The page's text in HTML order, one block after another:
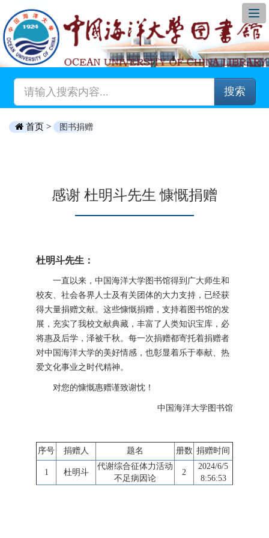
搜索
首页 > 图书捐赠
感谢 杜明斗先生 慷慨捐赠
杜明斗先生：
一直以来，中国海洋大学图书馆得到广大师生和
校友、社会各界人士及有关团体的大力支持，已经获
得大量捐赠文献。这些慷慨捐赠，支持着图书馆的发
展，充实了我校文献典藏，丰富了人类知识宝库，必
将惠及后学，泽被千秋。每一次捐赠都寄托着捐赠者
对中国海洋大学的美好情感，也彰显着乐于奉献、热
爱文化事业之时代精神。
对您的慷慨惠赠谨致谢忱！
中国海洋大学图书馆
序号 捐赠人 题名 册数 捐赠时间
1 杜明斗
代谢综合征体力活动
不足病因论
2
2024/6/5
8:56:53